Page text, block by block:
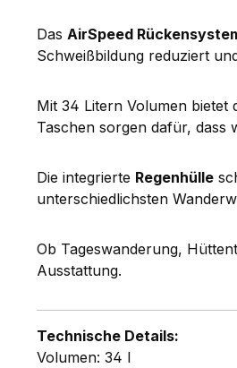
Das AirSpeed
Schweißbildung reduziert
Mit 34 Litern Volumen
Taschen sorgen dafür, dass
Die integrierte Regenhülle
unterschiedlichsten
Ob Tageswanderung,
Ausstattung.
Technische Details:
Volumen: 34 l